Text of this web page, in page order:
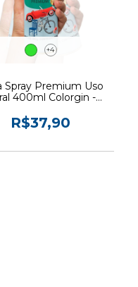
+4
Spray Premium Uso
400ml Colorgin -
R$37,90